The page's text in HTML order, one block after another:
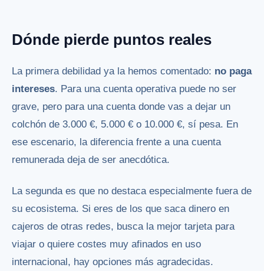
Dónde pierde puntos reales
La primera debilidad ya la hemos comentado: no paga
intereses. Para una cuenta operativa puede no ser
grave, pero para una cuenta donde vas a dejar un
colchón de 3.000 €, 5.000 € o 10.000 €, sí pesa. En
ese escenario, la diferencia frente a una cuenta
remunerada deja de ser anecdótica.
La segunda es que no destaca especialmente fuera de
su ecosistema. Si eres de los que saca dinero en
cajeros de otras redes, busca la mejor tarjeta para
viajar o quiere costes muy afinados en uso
internacional, hay opciones más agradecidas.